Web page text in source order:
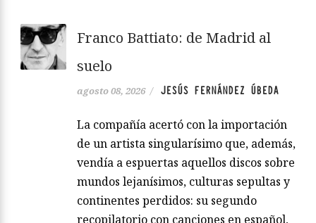
Franco Battiato: de Madrid al
suelo
agosto 08, 2026 / JESÚS FERNÁNDEZ ÚBEDA
La compañía acertó con la importación
de un artista singularísimo que, además,
vendía a espuertas aquellos discos sobre
mundos lejanísimos, culturas sepultas y
continentes perdidos: su segundo
recopilatorio con canciones en español,